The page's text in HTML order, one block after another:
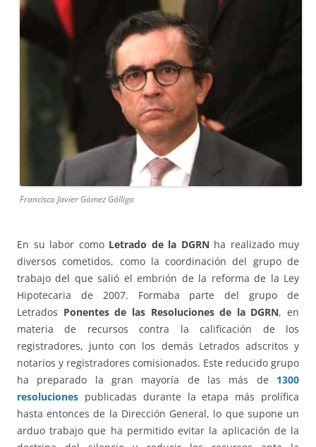
Francisco Javier Gómez Gálligo
En su labor como Letrado de la DGRNha realizado muy
diversos cometidos, como la coordinación del grupo de
trabajo del que salió el embrión de la reforma de la Ley
Hipotecaria de 2007. Formaba parte del grupo de
Letrados Ponentes de las Resoluciones de la DGRN, en
materia de recursos contra la calificación de los
registradores, junto con los demás Letrados adscritos y
notarios y registradores comisionados. Este reducido grupo
ha preparado la gran mayoría de las más de 1300
resoluciones publicadas durante la etapa más prolífica
hasta entonces de la Dirección General, lo que supone un
arduo trabajo que ha permitido evitar la aplicación de la